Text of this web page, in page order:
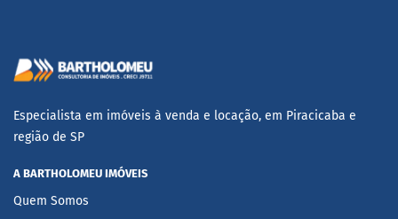
Especialista em imóveis à venda e locação, em Piracicaba e
região de SP
A BARTHOLOMEU IMÓVEIS
Quem Somos